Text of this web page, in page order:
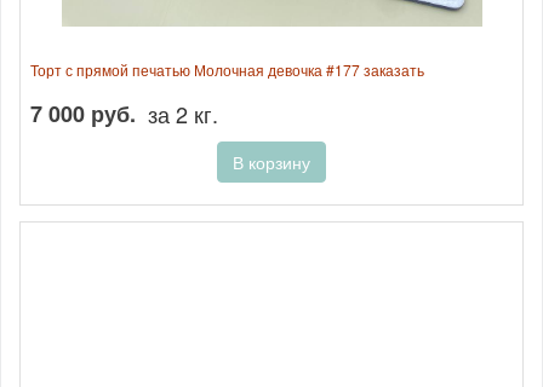
Торт с прямой печатью Молочная девочка #177 заказать
7 000 руб. за 2 кг.
В корзину